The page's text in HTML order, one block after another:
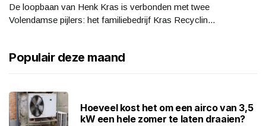
De loopbaan van Henk Kras is verbonden met twee
Volendamse pijlers: het familiebedrijf Kras Recyclin...
Populair deze maand
Hoeveel kost het om een airco van 3,5
kW een hele zomer te laten draaien?